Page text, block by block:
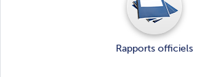
Rapports officiels